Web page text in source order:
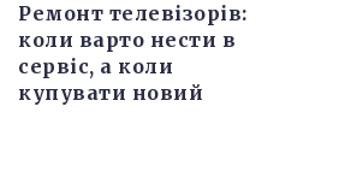
Ремонт телевізорів:
коли варто нести в
сервіс, а коли
купувати новий